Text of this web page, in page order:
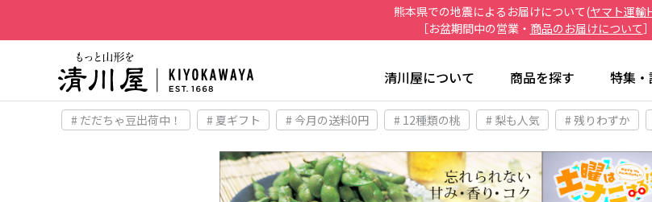
熊本県での地震によるお届けについて(ヤマト運輸
［お盆期間中の営業・ 商品のお届けについて
清川屋について 商品を探す 特集
# だだちゃ豆出荷中！ # 夏ギフト # 今月の送料0円 # 12種類の桃 # 梨も人気 # 残りわずか